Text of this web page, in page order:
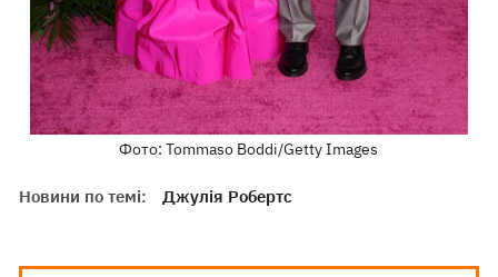
Фото: Tommaso Boddi/Getty Images
Новини по темі: Джулія Робертс